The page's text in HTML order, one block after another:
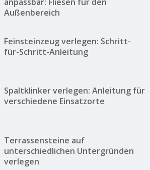
anpassbar: Fliesen für den
Außenbereich
Feinsteinzeug verlegen: Schritt-
für-Schritt-Anleitung
Spaltklinker verlegen: Anleitung für
verschiedene Einsatzorte
Terrassensteine auf
unterschiedlichen Untergründen
verlegen